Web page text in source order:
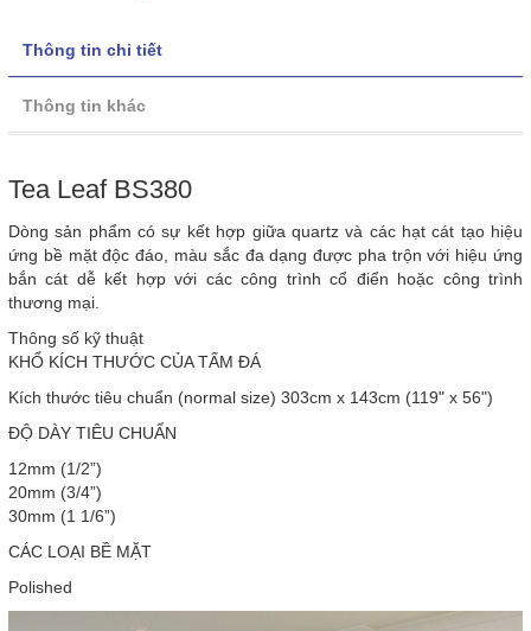
Thông tin chi tiết
Thông tin khác
Tea Leaf BS380
Dòng sản phẩm có sự kết hợp giữa quartz và các hạt cát tạo hiệu
ứng bề mặt độc đáo, màu sắc đa dạng được pha trộn với hiệu ứng
bắn cát dễ kết hợp với các công trình cổ điển hoặc công trình
thương mại.
Thông số kỹ thuật
KHỔ KÍCH THƯỚC CỦA TẤM ĐÁ
Kích thước tiêu chuẩn (normal size) 303cm x 143cm (119" x 56")
ĐỘ DÀY TIÊU CHUẨN
12mm (1/2”)
20mm (3/4”)
30mm (1 1/6”)
CÁC LOẠI BỀ MẶT
Polished